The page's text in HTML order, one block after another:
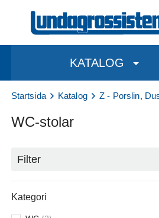
KATALOG
Startsida Katalog Z - Porslin,
WC-stolar
Filter
Kategori